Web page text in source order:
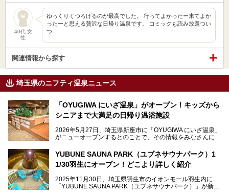
40代 女
性
ゆっくりくつろげるのが最高でした。 行ってよかったー来てよか
ったーと思える贅沢な日帰り温泉です。 コミックも読み放題つい
つ…
関連情報から探す
埼玉県のニフティ温泉ニュース
「OYUGIWA にいざ温泉」がオープン！キッズから
シニアまで大満足の日帰り温浴施設
2026年5月27日、埼玉県新座市に「OYUGIWA にいざ温泉」
がニューオープンするとのことで、その情報をみなさんにい
メインとなる黒湯の天然温泉や本格的なサウナをはじめ、4
種類のリラックスルームやお食事処、他施設とは一線を画す
てきました！
YUBUNE SAUNA PARK（ユブネサウナパーク）1
1/30羽生にオープン！どこより詳しく紹介
2025年11月30日、埼玉県羽生市のイオンモール羽生内に
「YUBUNE SAUNA PARK（ユブネサウナパーク）」が新規